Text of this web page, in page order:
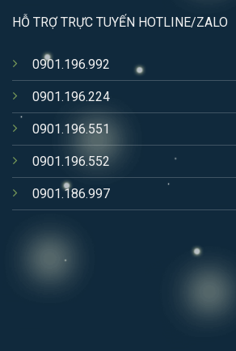
HỖ TRỢ TRỰC TUYẾN HOTLINE/ZALO
0901.196.992
0901.196.224
0901.196.551
0901.196.552
0901.186.997